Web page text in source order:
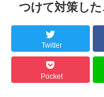
つけて対策し
Twitter
Pocket